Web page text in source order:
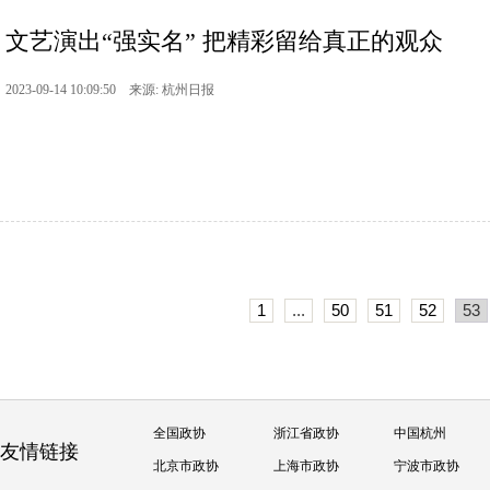
文艺演出“强实名” 把精彩留给真正的观众
2023-09-14 10:09:50 来源: 杭州日报
1 ... 50 51 52 53
友情链接
全国政协 浙江省政协 中国杭州
北京市政协 上海市政协 宁波市政协